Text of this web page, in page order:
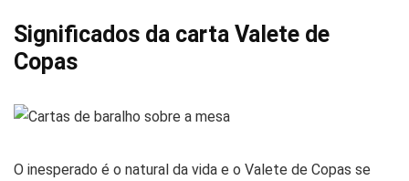
Significados da carta Valete de
Copas
O inesperado é o natural da vida e o Valete de Copas se